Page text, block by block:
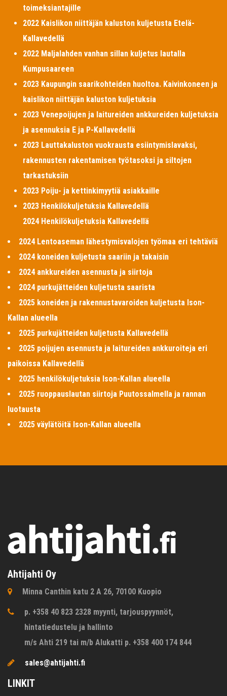
toimeksiantajille
2022 Kaislikon niittäjän kaluston kuljetusta Etelä-
Kallavedellä
2022 Maljalahden vanhan sillan kuljetus lautalla
Kumpusaareen
2023 Kaupungin saarikohteiden huoltoa. Kaivinkoneen ja
kaislikon niittäjän kaluston kuljetuksia
2023 Venepoijujen ja laitureiden ankkureiden kuljetuksia
ja asennuksia E ja P-Kallavedellä
2023 Lauttakaluston vuokrausta esiintymislavaksi,
rakennusten rakentamisen työtasoksi ja siltojen
tarkastuksiin
2023 Poiju- ja kettinkimyytiä asiakkaille
2023 Henkilökuljetuksia Kallavedellä
2024 Henkilökuljetuksia Kallavedellä
2024 Lentoaseman lähestymisvalojen työmaa eri tehtäviä
2024 koneiden kuljetusta saariin ja takaisin
2024 ankkureiden asennusta ja siirtoja
2024 purkujätteiden kuljetusta saarista
2025 koneiden ja rakennustavaroiden kuljetusta Ison-
Kallan alueella
2025 purkujätteiden kuljetusta Kallavedellä
2025 poijujen asennusta ja laitureiden ankkuroiteja eri
paikoissa Kallavedellä
2025 henkilökuljetuksia Ison-Kallan alueella
2025 ruoppauslautan siirtoja Puutossalmella ja rannan
luotausta
2025 väylätöitä Ison-Kallan alueella
Ahtijahti Oy
Minna Canthin katu 2 A 26, 70100 Kuopio
p. +358 40 823 2328 myynti, tarjouspyynnöt,
hintatiedustelu ja hallinto
m/s Ahti 219 tai m/b Alukatti p. +358 400 174 844
sales@ahtijahti.fi
LINKIT